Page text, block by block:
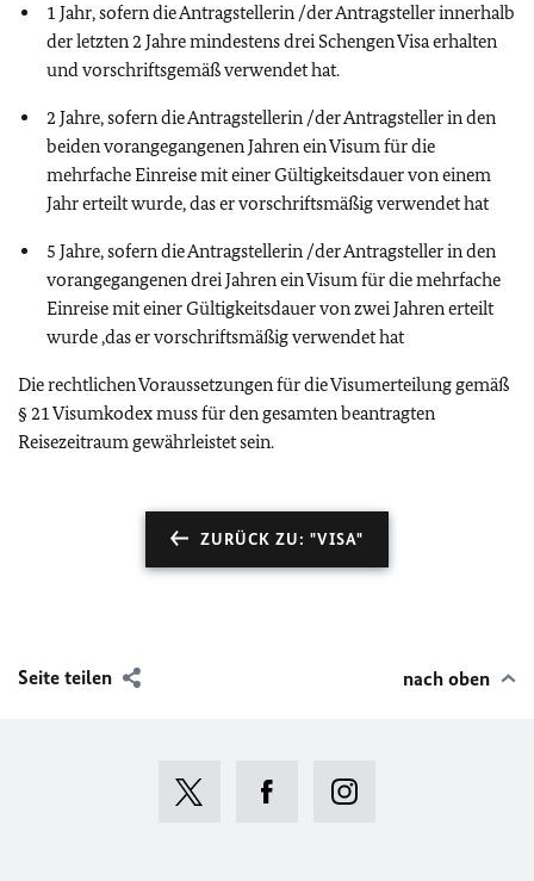
1 Jahr, sofern die Antragstellerin /der Antragsteller innerhalb
der letzten 2 Jahre mindestens drei Schengen Visa erhalten
und vorschriftsgemäß verwendet hat.
2 Jahre, sofern die Antragstellerin /der Antragsteller in den
beiden vorangegangenen Jahren ein Visum für die
mehrfache Einreise mit einer Gültigkeitsdauer von einem
Jahr erteilt wurde, das er vorschriftsmäßig verwendet hat
5 Jahre, sofern die Antragstellerin /der Antragsteller in den
vorangegangenen drei Jahren ein Visum für die mehrfache
Einreise mit einer Gültigkeitsdauer von zwei Jahren erteilt
wurde ,das er vorschriftsmäßig verwendet hat
Die rechtlichen Voraussetzungen für die Visumerteilung gemäß
§ 21 Visumkodex muss für den gesamten beantragten
Reisezeitraum gewährleistet sein.
ZURÜCK ZU: "VISA"
Seite teilen nach oben